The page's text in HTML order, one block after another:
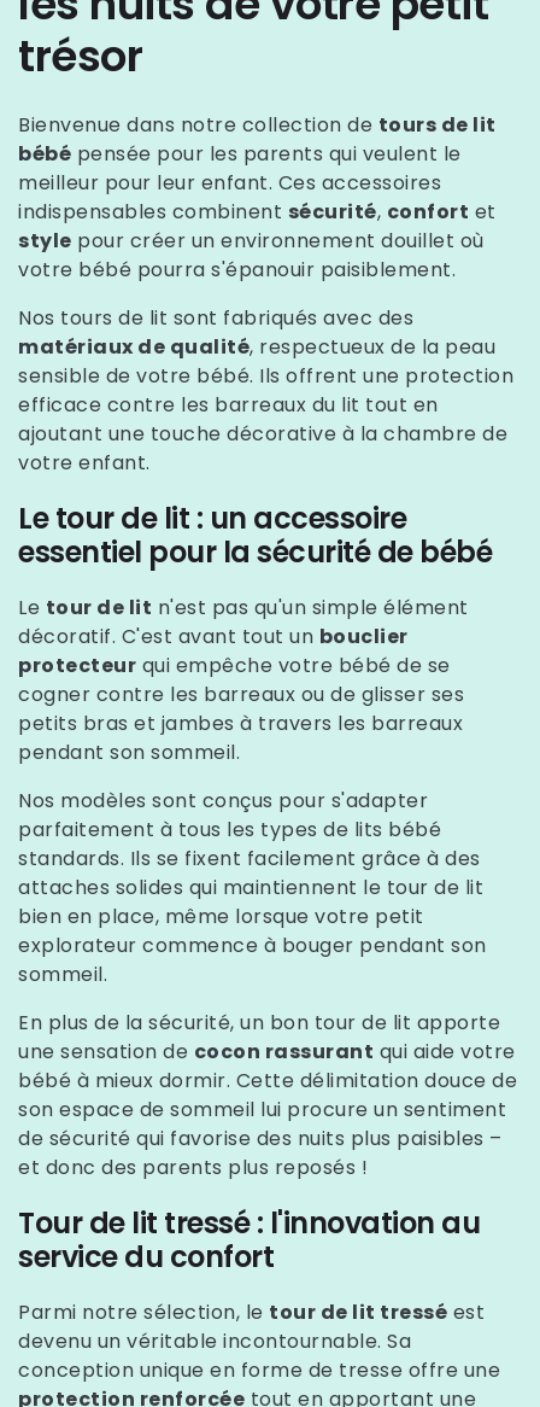
trésor
Bienvenue dans notre collection de tours de lit
bébé pensée pour les parents qui veulent le
meilleur pour leur enfant. Ces accessoires
indispensables combinent sécurité, confort et
style pour créer un environnement douillet où
votre bébé pourra s'épanouir paisiblement.
Nos tours de lit sont fabriqués avec des
matériaux de qualité, respectueux de la peau
sensible de votre bébé. Ils offrent une protection
efficace contre les barreaux du lit tout en
ajoutant une touche décorative à la chambre de
votre enfant.
Le tour de lit : un accessoire
essentiel pour la sécurité de bébé
Le tour de lit n'est pas qu'un simple élément
décoratif. C'est avant tout un bouclier
protecteur qui empêche votre bébé de se
cogner contre les barreaux ou de glisser ses
petits bras et jambes à travers les barreaux
pendant son sommeil.
Nos modèles sont conçus pour s'adapter
parfaitement à tous les types de lits bébé
standards. Ils se fixent facilement grâce à des
attaches solides qui maintiennent le tour de lit
bien en place, même lorsque votre petit
explorateur commence à bouger pendant son
sommeil.
En plus de la sécurité, un bon tour de lit apporte
une sensation de cocon rassurant qui aide votre
bébé à mieux dormir. Cette délimitation douce de
son espace de sommeil lui procure un sentiment
de sécurité qui favorise des nuits plus paisibles –
et donc des parents plus reposés !
Tour de lit tressé : l'innovation au
service du confort
Parmi notre sélection, le tour de lit tressé est
devenu un véritable incontournable. Sa
conception unique en forme de tresse offre une
protection renforcée tout en apportant une